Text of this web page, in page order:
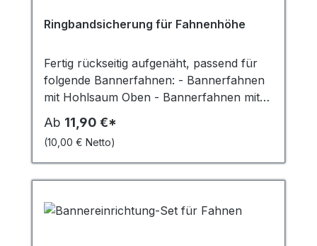
Ringbandsicherung für Fahnenhöhe
Fertig rückseitig aufgenäht, passend für
folgende Bannerfahnen: - Bannerfahnen
mit Hohlsaum Oben - Bannerfahnen mit
Hohlsaum Oben / Unten Die
Ringbandsicherung wird Mittig und
Rückseitig aufgenäht um ein Aufwehen zu
verhindern. 4 cm breit alle 21,5 cm ein
Metall-Ring Bitte wählen Sie die
Fahnenhöhe und die Anzahl der Fahnen
aus. Der Artikel ist nur in Verbindung mit
Ab 11,90 €*
(10,00 € Netto)